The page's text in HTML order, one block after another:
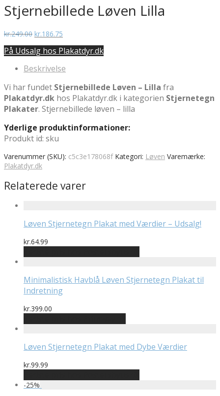
Stjernebillede Løven Lilla
kr.249.00 Den
pris
kr.249.00.
kr.186.75
pris
kr.186.75.
På Udsalg hos Plakatdyr.dk
Beskrivelse
Vi har fundet Stjernebillede Løven – Lilla fra
Plakatdyr.dk hos Plakatdyr.dk i kategorien Stjernetegn
Plakater. Stjernebillede løven – lilla
Yderlige produktinformationer:
Produkt id: sku
Varenummer (SKU): c5c3e178068f Kategori: Løven Varemærke:
Plakatdyr.dk
Relaterede varer
Løven Stjernetegn Plakat med Værdier – Udsalg!
kr.64.99
Minimalistisk Havblå Løven Stjernetegn Plakat til
Indretning
kr.399.00
Løven Stjernetegn Plakat med Dybe Værdier
kr.99.99
-25%